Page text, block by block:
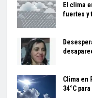
El clima
fuertes y
Clima en
34°C